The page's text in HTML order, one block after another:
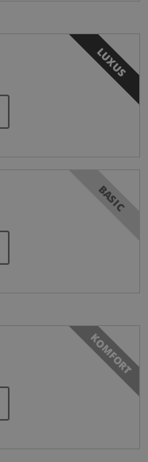
LUXUS
BASIC
KOMFORT